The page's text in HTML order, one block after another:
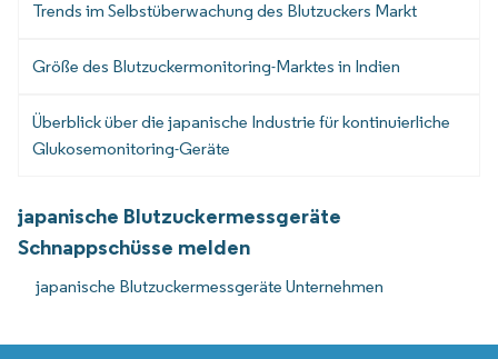
Trends im Selbstüberwachung des Blutzuckers Markt
Größe des Blutzuckermonitoring-Marktes in Indien
Überblick über die japanische Industrie für kontinuierliche
Glukosemonitoring-Geräte
japanische Blutzuckermessgeräte
Schnappschüsse melden
japanische Blutzuckermessgeräte Unternehmen